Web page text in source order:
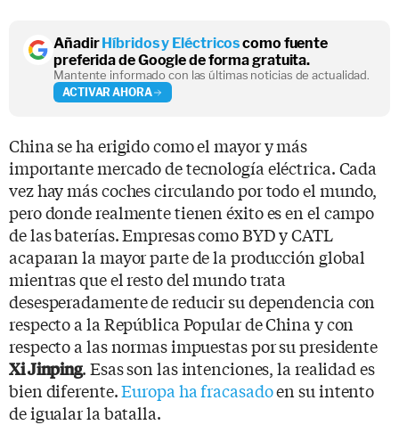
AñadirHíbridos y Eléctricoscomo fuente
preferida de Google de forma gratuita.
Mantente informado con las últimas noticias de actualidad.
ACTIVAR AHORA
China se ha erigido como el mayor y más
importante mercado de tecnología eléctrica. Cada
vez hay más coches circulando por todo el mundo,
pero donde realmente tienen éxito es en el campo
de las baterías. Empresas como BYD y CATL
acaparan la mayor parte de la producción global
mientras que el resto del mundo trata
desesperadamente de reducir su dependencia con
respecto a la República Popular de China y con
respecto a las normas impuestas por su presidente
Xi Jinping. Esas son las intenciones, la realidad es
bien diferente.Europa ha fracasadoen su intento
de igualar la batalla.